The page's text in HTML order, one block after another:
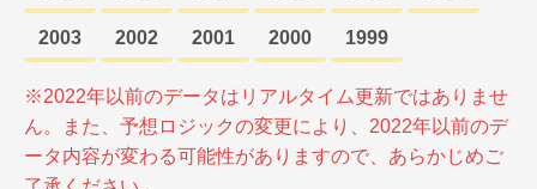
2003 2002 2001 2000 1999
※2022年以前のデータはリアルタイム更新ではありませ
ん。また、予想ロジックの変更により、2022年以前のデ
ータ内容が変わる可能性がありますので、あらかじめご